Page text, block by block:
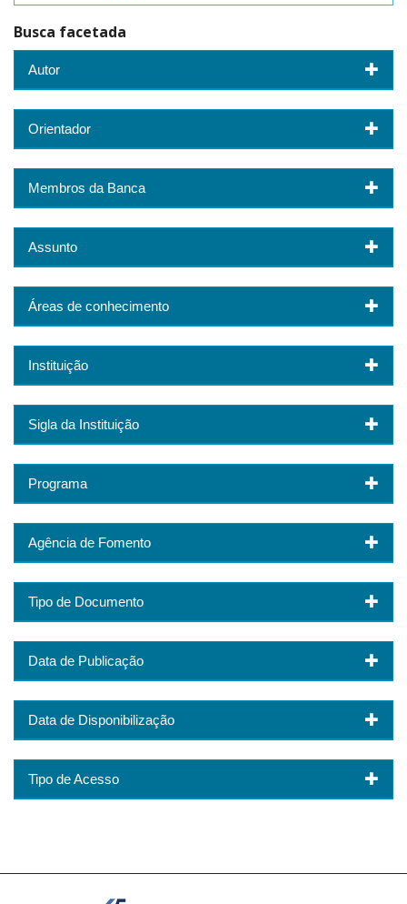
Busca facetada
Autor
Orientador
Membros da Banca
Assunto
Áreas de conhecimento
Instituição
Sigla da Instituição
Programa
Agência de Fomento
Tipo de Documento
Data de Publicação
Data de Disponibilização
Tipo de Acesso